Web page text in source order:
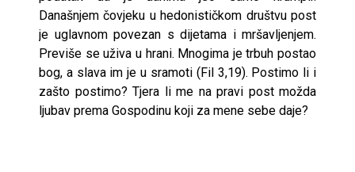
Današnjem čovjeku u hedonističkom društvu post
je uglavnom povezan s dijetama i mršavljenjem.
Previše se uživa u hrani. Mnogima je trbuh postao
bog, a slava im je u sramoti (Fil 3,19). Postimo li i
zašto postimo? Tjera li me na pravi post možda
ljubav prema Gospodinu koji za mene sebe daje?